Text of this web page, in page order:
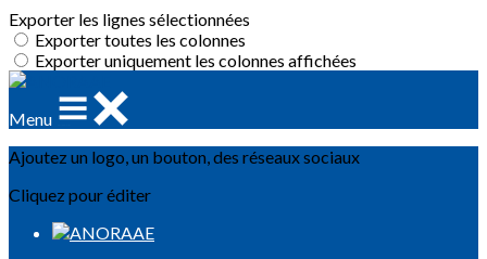
Exporter les lignes sélectionnées
Exporter toutes les colonnes
Exporter uniquement les colonnes affichées
Menu
Ajoutez un logo, un bouton, des réseaux sociaux
Cliquez pour éditer